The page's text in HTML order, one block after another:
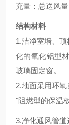
充量：总送风
结构材料
1.洁净室墙、顶
化的氧化铝型
玻璃固定窗。
2.地面采用环氧
"阻燃型的保温
3.净化通风管道